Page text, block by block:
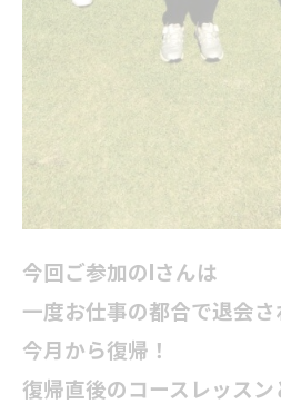
今回ご参加のIさんは
一度お仕事の都合で退会
今月から復帰！
復帰直後のコースレッスン